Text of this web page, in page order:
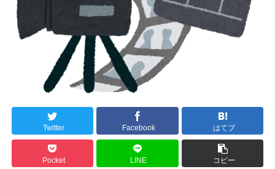
Twitter Facebook はてブ
Pocket LINE コピー